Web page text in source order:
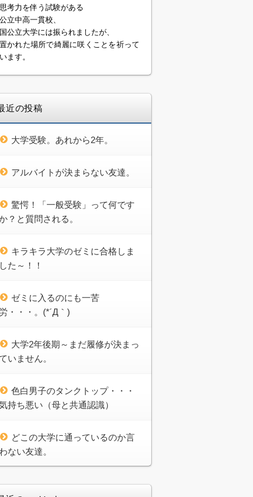
思考力を伴う試験がある
公立中高一貫校、
国公立大学には振られましたが、
置かれた場所で綺麗に咲くことを祈って
います。
近の投稿
大学受験。あれから2年。
アルバイトが決まらない友達。
驚愕！「一般受験」って何です
？と質問される。
キラキラ大学のゼミに合格しま
した～！！
ゼミに入るのにも一苦
・・・。(*´Д｀)
大学2年後期～まだ履修が決まっ
いません。
色白男子のタンクトップ・・・
持ち悪い（母と共通認識）
どこの大学に通っているのか言
わない友達。